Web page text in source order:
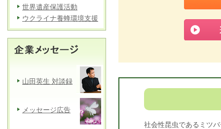
社会性昆虫であるミツ
世界遺産保護活動
ウクライナ養蜂環境支援
山田英生 対談録
メッセージ広告